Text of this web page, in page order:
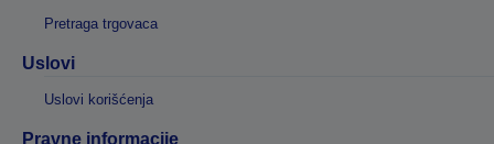
Pretraga trgovaca
Uslovi
Uslovi korišćenja
Pravne informacije